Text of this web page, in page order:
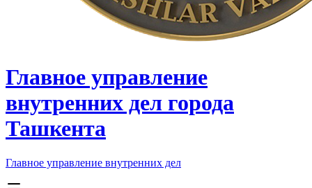
Главное управление
внутренних дел города
Ташкента
Главное управление внутренних дел